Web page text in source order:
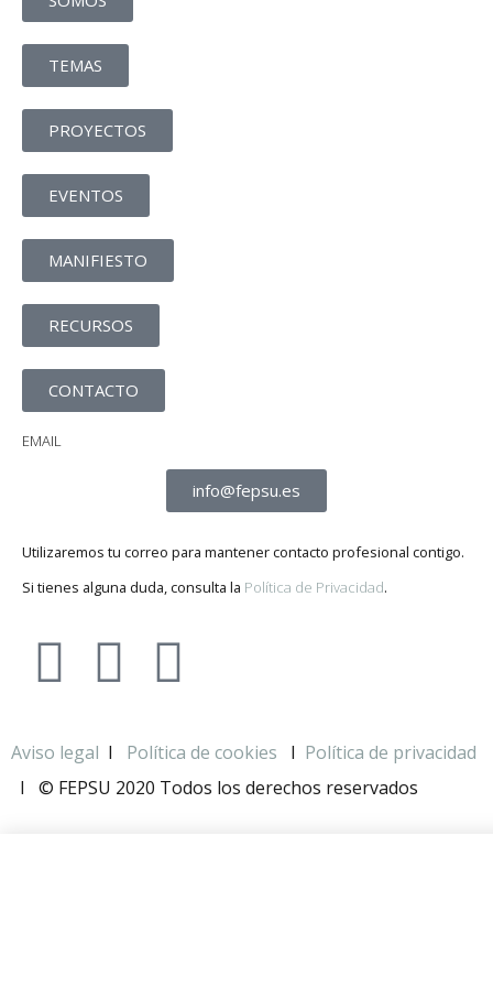
TEMAS
PROYECTOS
EVENTOS
MANIFIESTO
RECURSOS
CONTACTO
EMAIL
info@fepsu.es
Utilizaremos tu correo para mantener contacto profesional contigo.
Si tienes alguna duda, consulta la Política de Privacidad.
Aviso legal I Política de cookies I Política de privacidad
I © FEPSU 2020 Todos los derechos reservados